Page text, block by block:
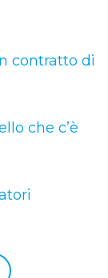
contratto di
che c’è